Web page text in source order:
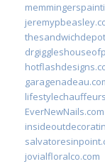
EverNewNails.com
jovialfloralco.com